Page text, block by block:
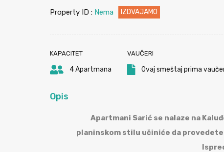
Property ID : Nema IZDVAJAMO
KAPACITET
4 Apartmana
VAUČERI
Ovaj smeštaj prima
Opis
Apartmani Sarić se nalaze na
planinskom stilu učiniće da provedete